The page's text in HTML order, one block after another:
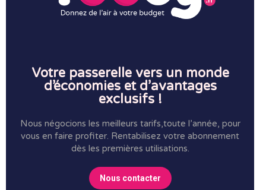
Votre passerelle vers un monde
d’économies et d’avantages
exclusifs !
Nous négocions les meilleurs tarifs,toute l’année, pour
vous en faire profiter. Rentabilisez votre abonnement
dès les premières utilisations.
Nous contacter